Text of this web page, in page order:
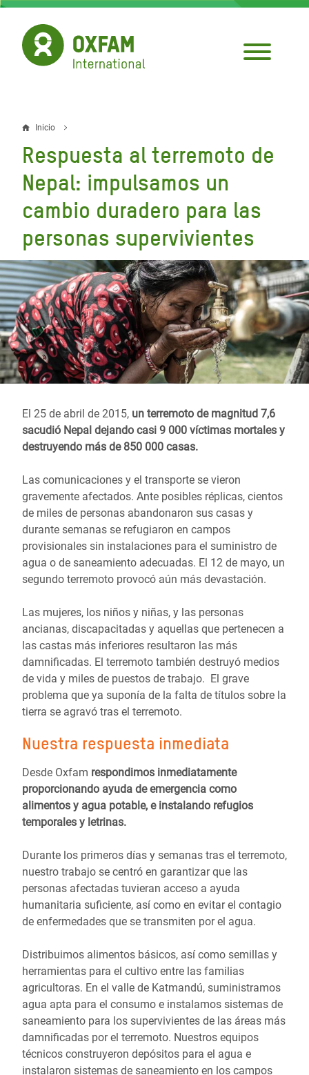
Pasar
contenido
principal
Sobrescribir
enlaces
de
ayuda
a
la
navegación
Inicio
Respuesta al terremoto de
Nepal: impulsamos un
cambio duradero para las
personas supervivientes
El 25 de abril de 2015, un terremoto de magnitud 7,6
sacudió Nepal dejando casi 9 000 víctimas mortales y
destruyendo más de 850 000 casas.
Las comunicaciones y el transporte se vieron
gravemente afectados. Ante posibles réplicas, cientos
de miles de personas abandonaron sus casas y
durante semanas se refugiaron en campos
provisionales sin instalaciones para el suministro de
agua o de saneamiento adecuadas. El 12 de mayo, un
segundo terremoto provocó aún más devastación.
Las mujeres, los niños y niñas, y las personas
ancianas, discapacitadas y aquellas que pertenecen a
las castas más inferiores resultaron las más
damnificadas. El terremoto también destruyó medios
de vida y miles de puestos de trabajo. El grave
problema que ya suponía de la falta de títulos sobre la
tierra se agravó tras el terremoto.
Nuestra respuesta inmediata
Desde Oxfam respondimos inmediatamente
proporcionando ayuda de emergencia como
alimentos y agua potable, e instalando refugios
temporales y letrinas.
Durante los primeros días y semanas tras el terremoto,
nuestro trabajo se centró en garantizar que las
personas afectadas tuvieran acceso a ayuda
humanitaria suficiente, así como en evitar el contagio
de enfermedades que se transmiten por el agua.
Distribuimos alimentos básicos, así como semillas y
herramientas para el cultivo entre las familias
agricultoras. En el valle de Katmandú, suministramos
agua apta para el consumo e instalamos sistemas de
saneamiento para los supervivientes de las áreas más
damnificadas por el terremoto. Nuestros equipos
técnicos construyeron depósitos para el agua e
instalaron sistemas de saneamiento en los campos